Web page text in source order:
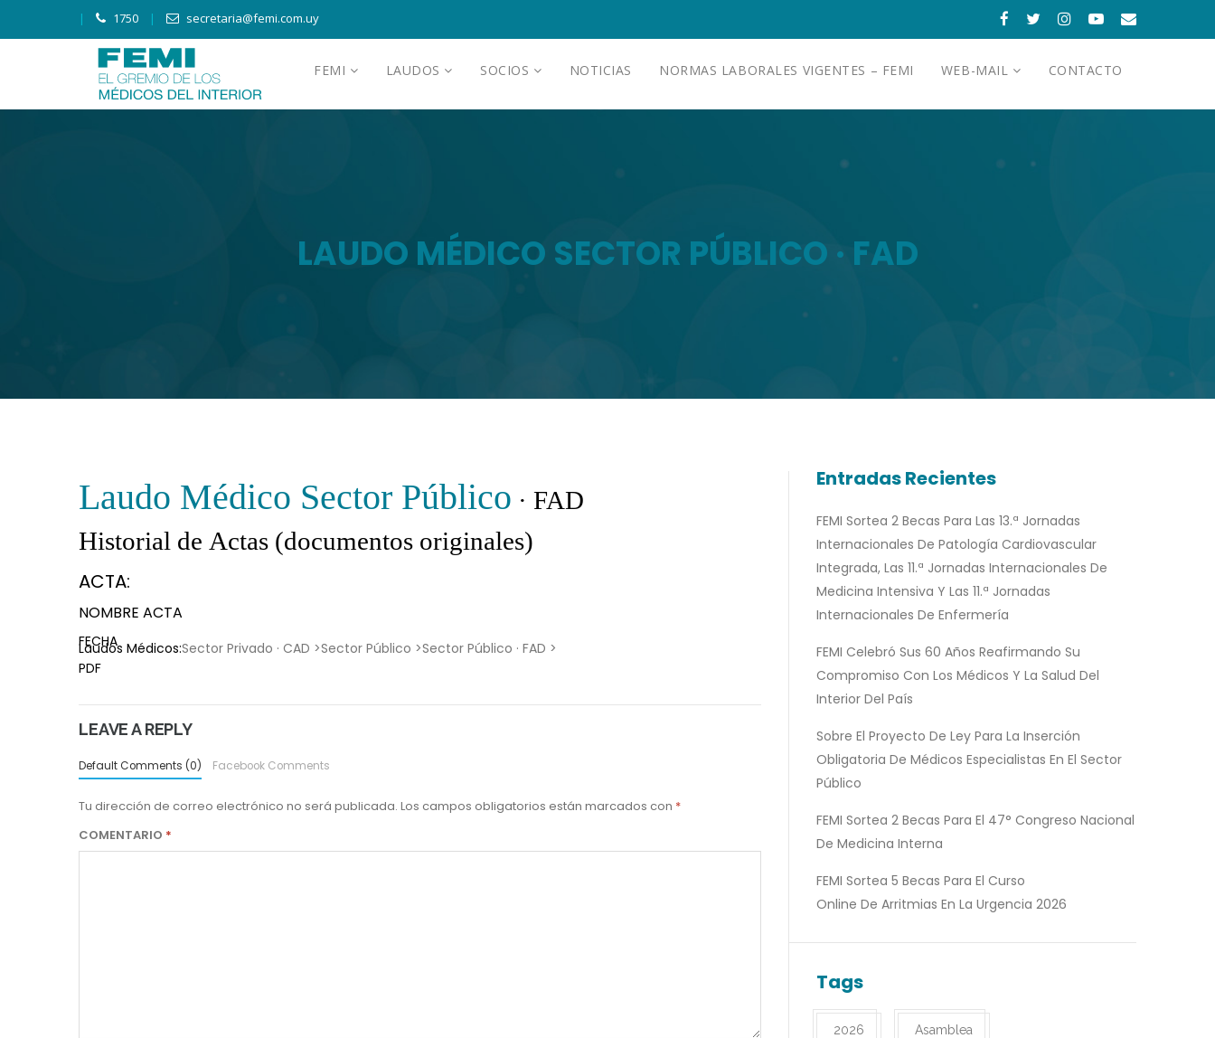
1750 secretaria@femi.com.uy
FEMI LAUDOS SOCIOS NOTICIAS NORMAS LABORALES VIGENTES – FEMI WEB-MAIL CONTACTO
LAUDO MÉDICO SECTOR PÚBLICO · FAD
Laudo Médico Sector Público · FAD
Historial de Actas (documentos originales)
ACTA:
NOMBRE ACTA
FECHA
PDF
Laudos Médicos:Sector Privado · CAD >Sector Público >Sector Público · FAD >
LEAVE A REPLY
Default Comments (0) Facebook Comments
Tu dirección de correo electrónico no será publicada. Los campos obligatorios están marcados con *
COMENTARIO *
Entradas Recientes
FEMI Sortea 2 Becas Para Las 13.ª Jornadas
Internacionales De Patología Cardiovascular
Integrada, Las 11.ª Jornadas Internacionales De
Medicina Intensiva Y Las 11.ª Jornadas
Internacionales De Enfermería
FEMI Celebró Sus 60 Años Reafirmando Su
Compromiso Con Los Médicos Y La Salud Del
Interior Del País
Sobre El Proyecto De Ley Para La Inserción
Obligatoria De Médicos Especialistas En El Sector
Público
FEMI Sortea 2 Becas Para El 47° Congreso Nacional
De Medicina Interna
FEMI Sortea 5 Becas Para El Curso
Online De Arritmias En La Urgencia 2026
Tags
2026 Asamblea